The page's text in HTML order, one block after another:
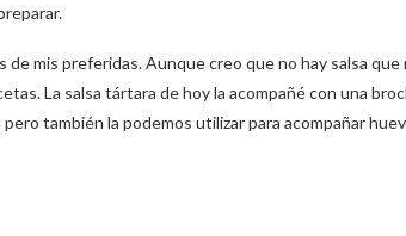
de mis preferidas. Aunque creo que no hay salsa
La salsa tártara de hoy la acompañé con una
también la podemos utilizar para acompañar